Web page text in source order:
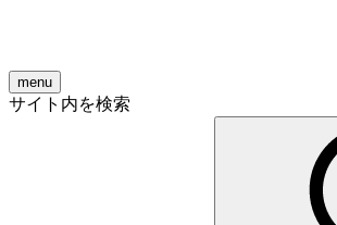
menu
サイト内を検索